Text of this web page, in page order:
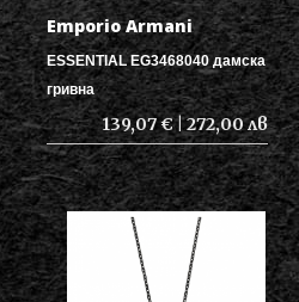
Emporio Armani
ESSENTIAL EG3468040 дамска
гривна
139,07 € | 272,00 лв